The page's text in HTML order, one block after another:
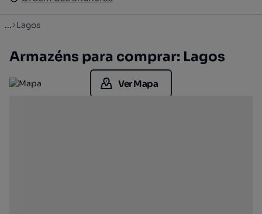
... Lagos
Armazéns para comprar: Lagos
Ver Mapa